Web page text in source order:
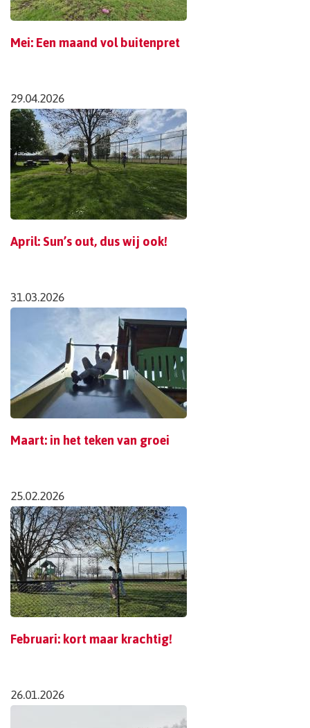
Mei: Een maand vol buitenpret
29.04.2026
April: Sun’s out, dus wij ook!
31.03.2026
Maart: in het teken van groei
25.02.2026
Februari: kort maar krachtig!
26.01.2026